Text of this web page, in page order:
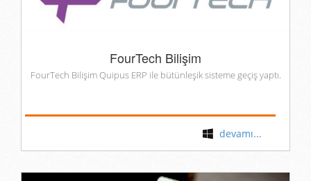
FourTech Bilişim
FourTech Bilişim Quipus ERP ile bütünleşik sisteme geçiş yaptı.
devamı...